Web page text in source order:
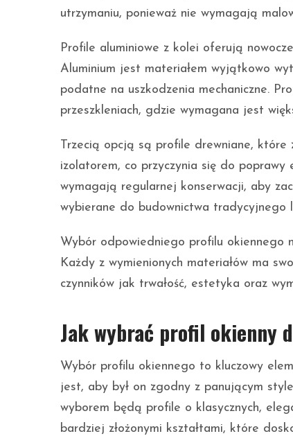
utrzymaniu, ponieważ nie wymagają
Profile aluminiowe z kolei oferują
Aluminium jest materiałem wyjątkowo
podatne na uszkodzenia mechaniczne.
przeszkleniach, gdzie wymagana jest
Trzecią opcją są profile drewniane, które
izolatorem, co przyczynia się do
wymagają regularnej konserwacji, aby
wybierane do budownictwa tradycyjnego
Wybór odpowiedniego profilu okiennego
Każdy z wymienionych materiałów ma
czynników jak trwałość, estetyka oraz
Jak wybrać profil okienny
Wybór profilu okiennego to kluczowy
jest, aby był on zgodny z panującym
wyborem będą profile o klasycznych,
bardziej złożonymi kształtami, które